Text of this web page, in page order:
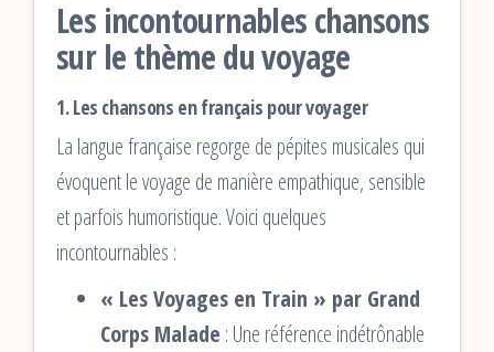
Les incontournables chansons
sur le thème du voyage
1. Les chansons en français pour voyager
La langue française regorge de pépites musicales qui
évoquent le voyage de manière empathique, sensible
et parfois humoristique. Voici quelques
incontournables :
« Les Voyages en Train » par Grand
Corps Malade : Une référence indétrônable